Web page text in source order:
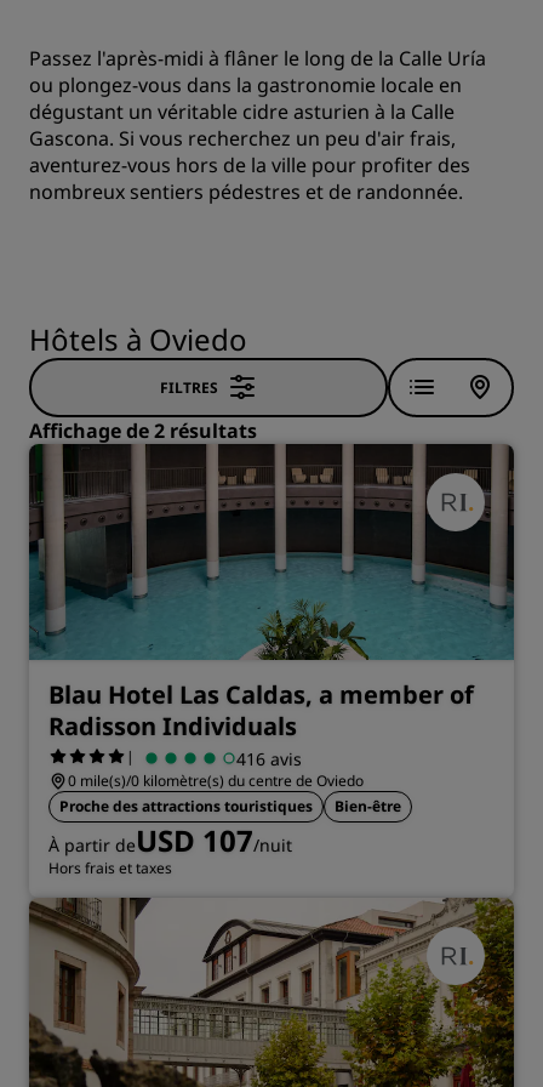
Passez l'après-midi à flâner le long de la Calle Uría
ou plongez-vous dans la gastronomie locale en
dégustant un véritable cidre asturien à la Calle
Gascona. Si vous recherchez un peu d'air frais,
aventurez-vous hors de la ville pour profiter des
nombreux sentiers pédestres et de randonnée.
Hôtels à Oviedo
FILTRES
Affichage de 2 résultats
Blau Hotel Las Caldas, a member of
Radisson Individuals
| 416 avis
0 mile(s)/0 kilomètre(s) du centre de Oviedo
Proche des attractions touristiques
Bien-être
À partir deUSD 107/nuit
Hors frais et taxes